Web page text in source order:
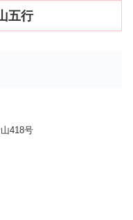
五行
418号